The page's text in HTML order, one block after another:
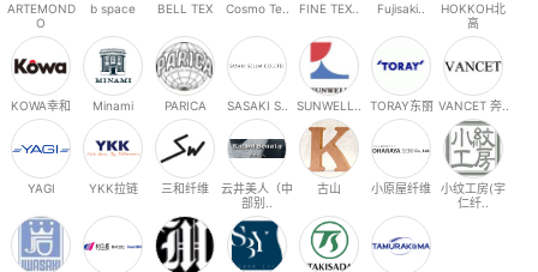
ARTEMOND
O
b space BELL TEX Cosmo Te.. FINE TEX.. Fujisaki..
HOKKOH北
高
KOWA幸和 Minami PARICA SASAKI S.. SUNWELL.. TORAY东丽 VANCET 奔..
YAGI YKK拉链 三和纤维
云井美人（中
部别..
古山 小原屋纤维
小纹工房(宇
仁纤..